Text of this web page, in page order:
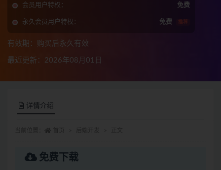
会员用户特权： 免费
永久会员用户特权： 免费 推荐
有效期：购买后永久有效
最近更新：2026年08月01日
详情介绍
免费下载